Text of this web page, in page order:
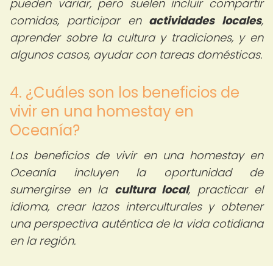
pueden variar, pero suelen incluir compartir
comidas, participar en actividades locales,
aprender sobre la cultura y tradiciones, y en
algunos casos, ayudar con tareas domésticas.
4. ¿Cuáles son los beneficios de
vivir en una homestay en
Oceanía?
Los beneficios de vivir en una homestay en
Oceanía incluyen la oportunidad de
sumergirse en la cultura local, practicar el
idioma, crear lazos interculturales y obtener
una perspectiva auténtica de la vida cotidiana
en la región.